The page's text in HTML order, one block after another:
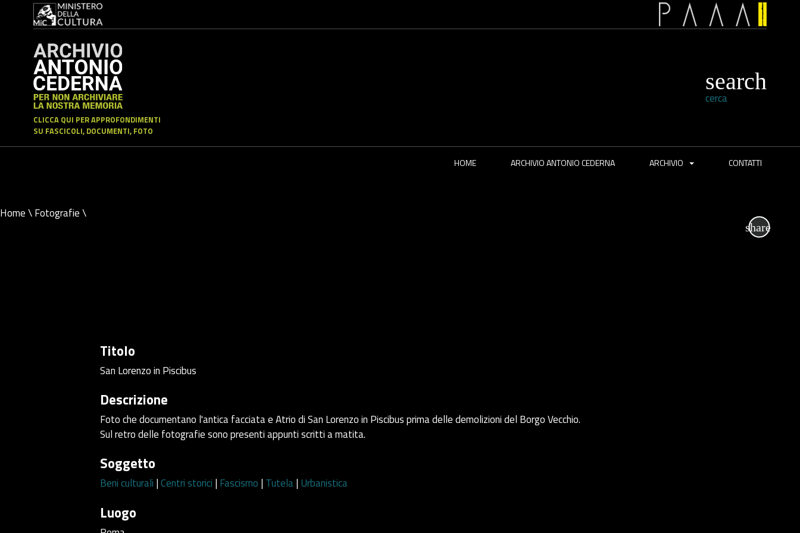
CLICCA QUI PER APPROFONDIMENTI
SU FASCICOLI, DOCUMENTI, FOTO
cerca
HOME ARCHIVIO ANTONIO CEDERNA ARCHIVIO CONTATTI
Home\Fotografie\
Titolo
San Lorenzo in Piscibus
Descrizione
Foto che documentano l'antica facciata e Atrio di San Lorenzo in Piscibus prima delle demolizioni del Borgo Vecchio.
Sul retro delle fotografie sono presenti appunti scritti a matita.
Soggetto
Beni culturali |Centri storici | Fascismo | Tutela| Urbanistica
Luogo